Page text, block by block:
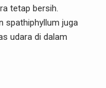
tetap bersih.
spathiphyllum juga
udara di dalam